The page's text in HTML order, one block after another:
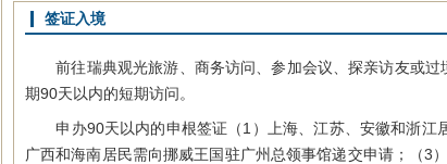
签证入境
前往瑞典观光旅游、商务访问、参加会议、探亲访友或过
期90天以内的短期访问。
申办90天以内的申根签证（1）上海、江苏、安徽和浙江
广西和海南居民需向挪威王国驻广州总领事馆递交申请；（3